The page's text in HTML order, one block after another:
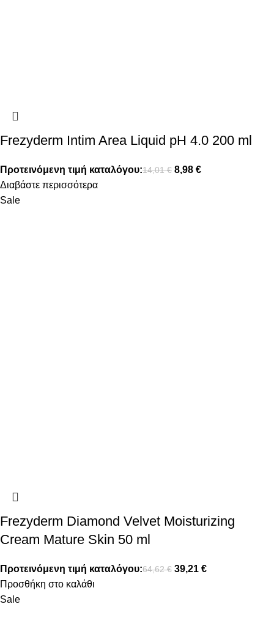
Frezyderm Intim Area Liquid pH 4.0 200 ml
Προτεινόμενη τιμή καταλόγου:14,01€ 8,98 €
Διαβάστε περισσότερα
Sale
Frezyderm Diamond Velvet Moisturizing
Cream Mature Skin 50 ml
Προτεινόμενη τιμή καταλόγου:64,62€ 39,21 €
Προσθήκη στο καλάθι
Sale